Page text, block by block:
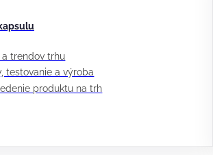
trendov trhu
testovanie a výroba
produktu na trh